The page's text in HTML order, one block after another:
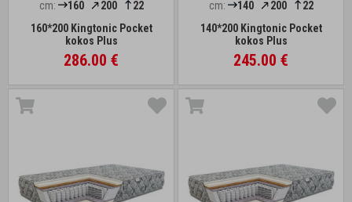
cm: 160 200
22
160*200 Kingtonic Pocket
kokos Plus
286.00 €
cm: 140 200
22
140*200 Kingtonic Pocket
kokos Plus
245.00 €